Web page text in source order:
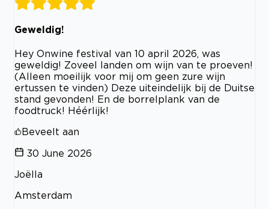
Geweldig!
Hey Onwine festival van 10 april 2026, was
geweldig! Zoveel landen om wijn van te proeven!
(Alleen moeilijk voor mij om geen zure wijn
ertussen te vinden) Deze uiteindelijk bij de Duitse
stand gevonden! En de borrelplank van de
foodtruck! Héérlijk!
Beveelt aan
30 June 2026
Joëlla
Amsterdam